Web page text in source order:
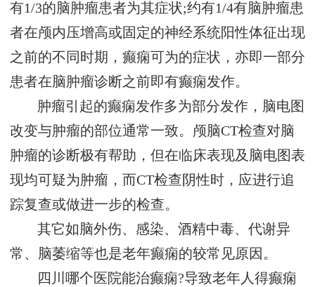
有1/3的脑肿瘤患者为其症状;约有1/4有脑肿瘤患
者在颅内压增高或固定的神经系统阳性体征出现
之前的不同时期，癫痫可为的症状，亦即一部分
患者在脑肿瘤诊断之前即有癫痫发作。
肿瘤引起的癫痫发作多为部分发作，脑电图
改变与肿瘤的部位通常一致。颅脑CT检查对脑
肿瘤的诊断极有帮助，但在临床表现及脑电图表
现均可疑为肿瘤，而CT检查阴性时，应进行追
踪复查或做进一步的检查。
其它如脑外伤、感染、酒精中毒、代谢异
常、脑萎缩等也是老年癫痫的较常见原因。
四川哪个医院能治癫痫?导致老年人得癫痫